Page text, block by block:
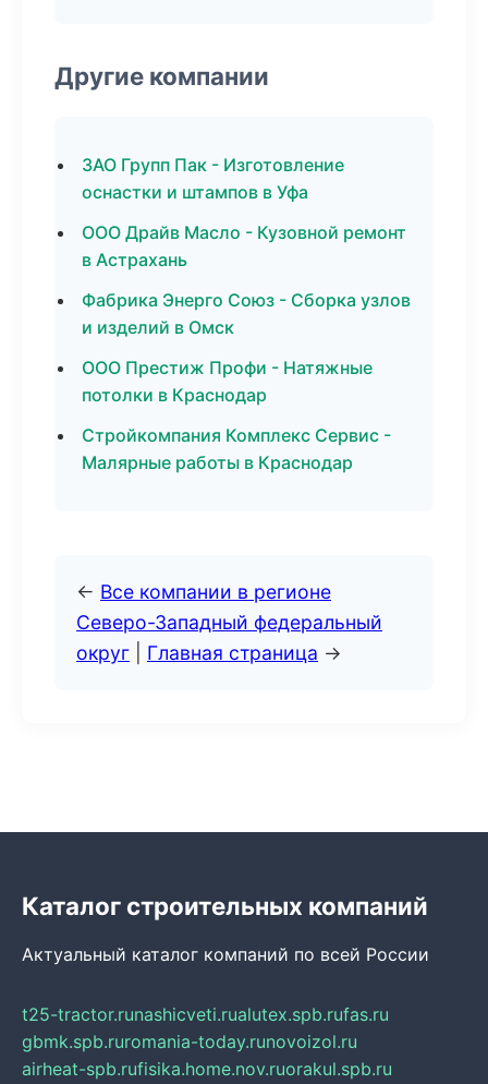
Другие компании
ЗАО Групп Пак - Изготовление
оснастки и штампов в Уфа
ООО Драйв Масло - Кузовной ремонт
в Астрахань
Фабрика Энерго Союз - Сборка узлов
и изделий в Омск
ООО Престиж Профи - Натяжные
потолки в Краснодар
Стройкомпания Комплекс Сервис -
Малярные работы в Краснодар
← Все компании в регионе
Северо-Западный федеральный
округ
Главная страница →
Каталог строительных компаний
Актуальный каталог компаний по всей России
t25-tractor.runashicveti.rualutex.spb.rufas.ru
gbmk.spb.ruromania-today.runovoizol.ru
airheat-spb.rufisika.home.nov.ruorakul.spb.ru